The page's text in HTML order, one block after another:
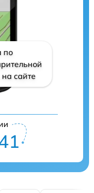
по
сайте